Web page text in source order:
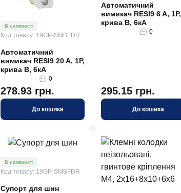
В наявності
Код товару: 19GP-SMBFDR
Автоматичний
вимикач RESI9 20 A, 1P,
крива В, 6кА
0
278.93 грн.
До кошика
Автоматичний
вимикач RESI9 6 A, 1P,
крива В, 6кА
0
295.15 грн.
До кошика
В наявності
Код товару: 19GP-SMBFDR
Супорт для шин